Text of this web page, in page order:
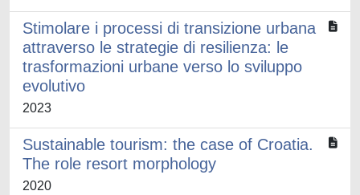
Stimolare i processi di transizione urbana
attraverso le strategie di resilienza: le
trasformazioni urbane verso lo sviluppo
evolutivo
2023
Sustainable tourism: the case of Croatia.
The role resort morphology
2020